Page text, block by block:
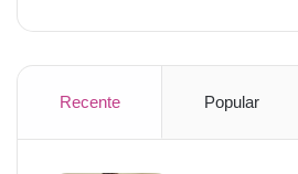
Recente Popular